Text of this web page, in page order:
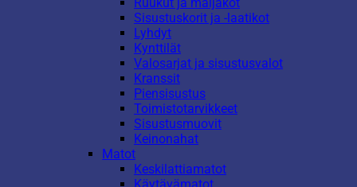
Sisustuskorit ja -laatikot
Lyhdyt
Kynttilät
Valosarjat ja sisustusvalot
Kranssit
Piensisustus
Toimistotarvikkeet
Sisustusmuovit
Keinonahat
Matot
Keskilattiamatot